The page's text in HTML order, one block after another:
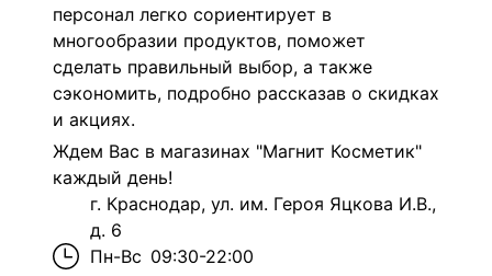
персонал легко сориентирует в
многообразии продуктов, поможет
сделать правильный выбор, а также
сэкономить, подробно рассказав о скидках
и акциях.
Ждем Вас в магазинах "Магнит Косметик"
каждый день!
г. Краснодар, ул. им. Героя Яцкова И.В.,
д. 6
Пн-Вс 09:30-22:00